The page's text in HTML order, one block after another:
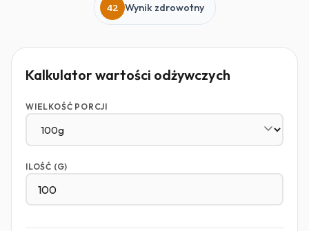
42 Wynik zdrowotny
Kalkulator wartości odżywczych
WIELKOŚĆ PORCJI
ILOŚĆ (G)